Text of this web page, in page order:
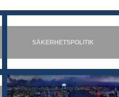
SÄKERHETSPOLITIK